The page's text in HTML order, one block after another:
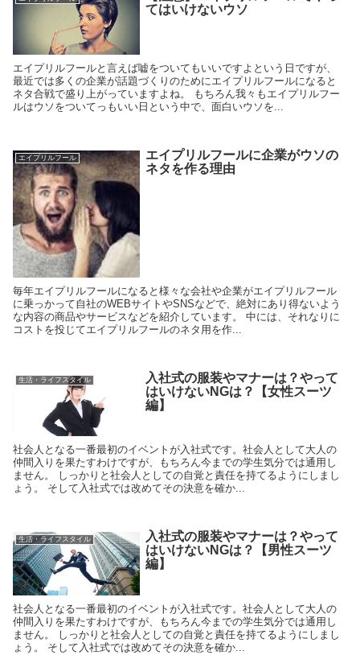
てはいけないウソ
エイプリルフールと言えば嘘をついてもいいですよという日ですが、
最近では多くの企業が話題づくりのためにエイプリルフールになると
ネタ合戦で盛り上がっていますよね。 もちろん我々もエイプリルフー
ルはウソをついてっもいい日という中で、面白いウソを...
エイプリルフール
エイプリルフールに企業がウソの
ネタを作る理由
毎年エイプリルフールになると様々な会社や企業がエイプリルフール
に乗っかって自社のWEBサイトやSNSなどで、絶対にあり得ないよう
な内容の商品やサービスなどを紹介しています。 中には、それなりに
コストを投じてエイプリルフールのネタ用を作...
生活・ライフスタイル
入社式の服装やマナーは？やって
はいけないNGは？【女性スーツ
編】
社会人となる一番最初のイベントが入社式です。社会人として大人の
仲間入りを果たすわけですが、もちろん今までの学生気分では通用し
ません。 しっかりと社会人としての自覚と責任を持てるようにしまし
ょう。 そして入社式では改めてその決意を確か...
生活・ライフスタイル
入社式の服装やマナーは？やって
はいけないNGは？【男性スーツ
編】
社会人となる一番最初のイベントが入社式です。社会人として大人の
仲間入りを果たすわけですが、もちろん今までの学生気分では通用し
ません。 しっかりと社会人としての自覚と責任を持てるようにしまし
ょう。 そして入社式では改めてその決意を確か...